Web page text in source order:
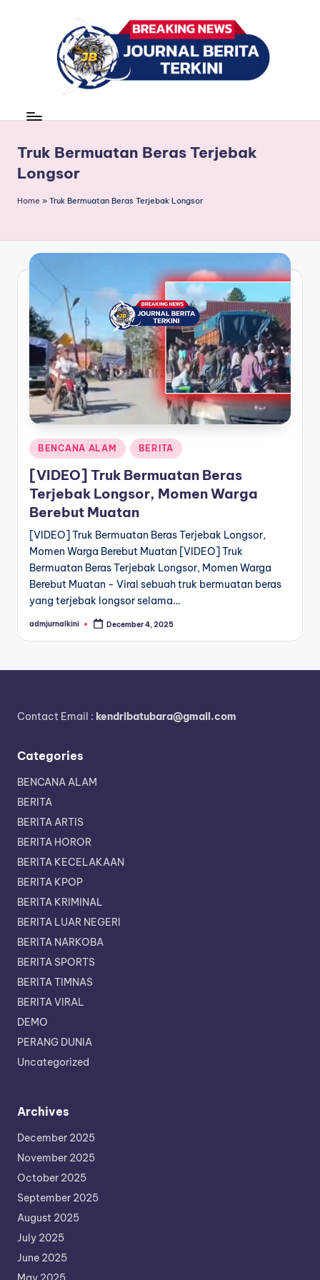
r
n
a
B
e
ri
t
a
T
e
r
k
n
news
Truk Bermuatan Beras Terjebak
Longsor
Home » Truk Bermuatan Beras Terjebak Longsor
Posted
in
BENCANA ALAM BERITA
[VIDEO] Truk Bermuatan Beras
Terjebak Longsor, Momen Warga
Berebut Muatan
[VIDEO] Truk Bermuatan Beras Terjebak Longsor,
Momen Warga Berebut Muatan [VIDEO] Truk
Bermuatan Beras Terjebak Longsor, Momen Warga
Berebut Muatan - Viral sebuah truk bermuatan beras
yang terjebak longsor selama…
Posted
admjurnalkini December 4, 2025
Contact Email : kendribatubara@gmail.com
Categories
BENCANA ALAM
BERITA
BERITA ARTIS
BERITA HOROR
BERITA KECELAKAAN
BERITA KPOP
BERITA KRIMINAL
BERITA LUAR NEGERI
BERITA NARKOBA
BERITA SPORTS
BERITA TIMNAS
BERITA VIRAL
DEMO
PERANG DUNIA
Uncategorized
Archives
December 2025
November 2025
October 2025
September 2025
August 2025
July 2025
June 2025